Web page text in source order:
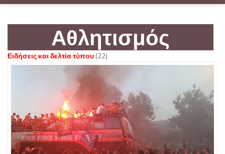
Αθλητισμός
Ειδήσεις και δελτία τύπου(22)